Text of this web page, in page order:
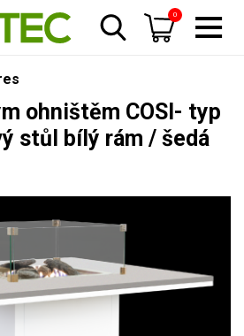
0
ohništěm COSI- typ
stůl bílý rám / šedá